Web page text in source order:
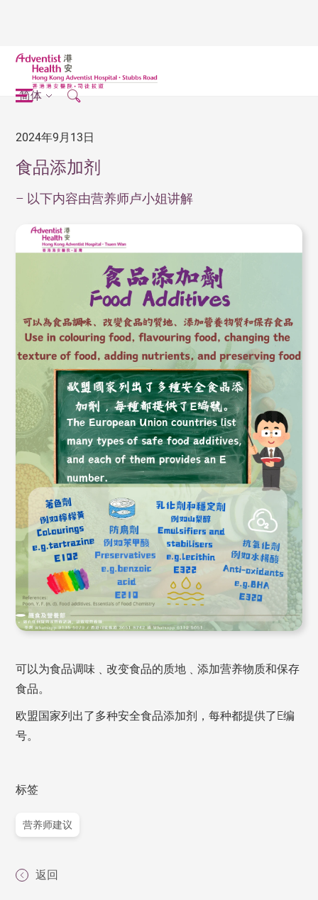
简体
2024年9月13日
食品添加剂
– 以下内容由营养师卢小姐讲解
可以为食品调味﹑改变食品的质地﹑添加营养物质和保存
食品。
欧盟国家列出了多种安全食品添加剂，每种都提供了E编
号。
标签
营养师建议
返回